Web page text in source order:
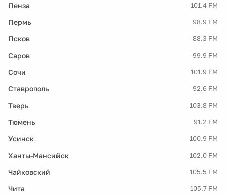
Пенза 101.4 FM
Пермь 98.9 FM
Псков 88.3 FM
Саров 99.9 FM
Сочи 101.9 FM
Ставрополь 92.6 FM
Тверь 103.8 FM
Тюмень 91.2 FM
Усинск 100.9 FM
Ханты-Мансийск 102.0 FM
Чайковский 105.5 FM
Чита 105.7 FM